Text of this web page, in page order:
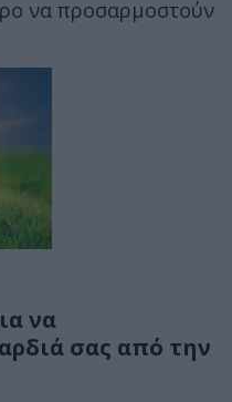
να προσαρμοστούν
να
σας από την